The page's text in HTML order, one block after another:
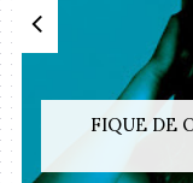
FIQUE DE